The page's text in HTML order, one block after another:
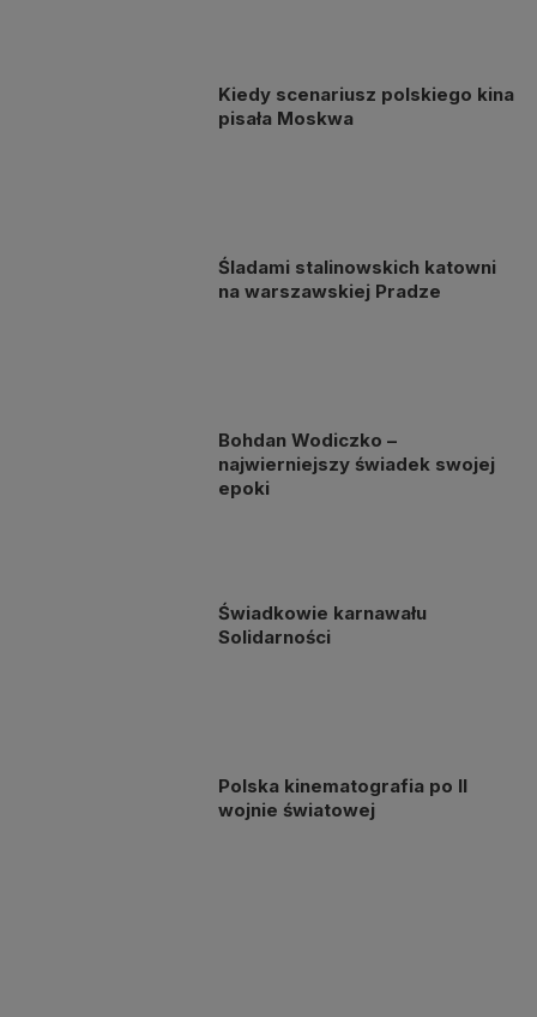
Kiedy scenariusz polskiego kina
pisała Moskwa
Śladami stalinowskich katowni
na warszawskiej Pradze
Bohdan Wodiczko –
najwierniejszy świadek swojej
epoki
Świadkowie karnawału
Solidarności
Polska kinematografia po II
wojnie światowej